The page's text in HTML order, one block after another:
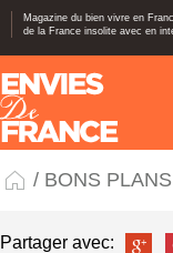
Magazine du bien vivre en
de la France insolite avec en
/ BONS PLANS
Partager avec: